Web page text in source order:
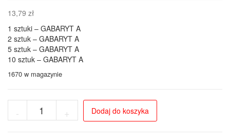
13,79 zł
1 sztuki – GABARYT A
2 sztuk – GABARYT A
5 sztuk – GABARYT A
10 sztuk – GABARYT A
1670 w magazynie
-
Plastry
+ Dodaj do koszyka